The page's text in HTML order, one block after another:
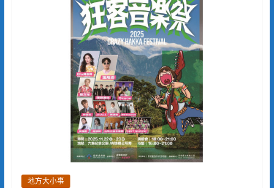
地方大小事